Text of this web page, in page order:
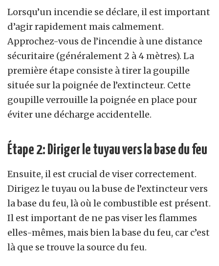
Lorsqu’un incendie se déclare, il est important
d’agir rapidement mais calmement.
Approchez-vous de l’incendie à une distance
sécuritaire (généralement 2 à 4 mètres). La
première étape consiste à tirer la goupille
située sur la poignée de l’extincteur. Cette
goupille verrouille la poignée en place pour
éviter une décharge accidentelle.
Étape 2: Diriger le tuyau vers la base du feu
Ensuite, il est crucial de viser correctement.
Dirigez le tuyau ou la buse de l’extincteur vers
la base du feu, là où le combustible est présent.
Il est important de ne pas viser les flammes
elles-mêmes, mais bien la base du feu, car c’est
là que se trouve la source du feu.